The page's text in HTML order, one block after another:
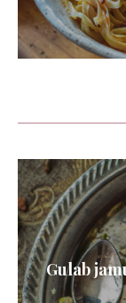
Gulab